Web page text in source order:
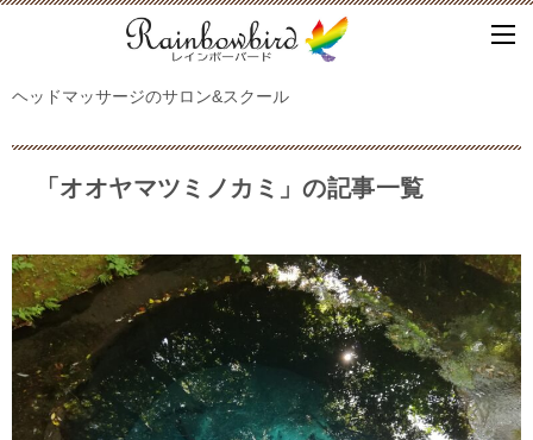
ヘッドマッサージのサロン&スクール
「オオヤマツミノカミ」の記事一覧